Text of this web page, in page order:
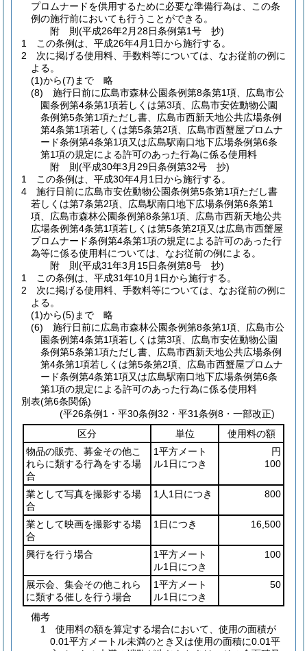
プロムナードを供用するために必要な準備行為は、この条
例の施行前においても行うことができる。
附 則(平成26年2月28日条例第1号 抄)
1
この条例は、平成26年4月1日から施行する。
2
次に掲げる使用料、手数料等については、なお従前の例に
よる。
(1)から(7)まで
略
(8)
施行日前に広島市森林公園条例第8条第1項、広島市公
園条例第4条第1項若しくは第3項、広島市安佐動物公園
条例第5条第1項ただし書、広島市西新天地公共広場条例
第4条第1項若しくは第5条第2項、広島市西蟹屋プロムナ
ード条例第4条第1項又は広島駅南口地下広場条例第6条
第1項の規定による許可のあった行為に係る使用料
附 則(平成30年3月29日条例第32号 抄)
1
この条例は、平成30年4月1日から施行する。
4
施行日前に広島市安佐動物公園条例第5条第1項ただし書
若しくは第7条第2項、広島駅南口地下広場条例第6条第1
項、広島市森林公園条例第8条第1項、広島市西新天地公共
広場条例第4条第1項若しくは第5条第2項又は広島市西蟹屋
プロムナード条例第4条第1項の規定による許可のあった行
為等に係る使用料については、なお従前の例による。
附 則(平成31年3月15日条例第8号 抄)
1
この条例は、平成31年10月1日から施行する。
2
次に掲げる使用料、手数料等については、なお従前の例に
よる。
(1)から(5)まで
略
(6)
施行日前に広島市森林公園条例第8条第1項、広島市公
園条例第4条第1項若しくは第3項、広島市安佐動物公園
条例第5条第1項ただし書、広島市西新天地公共広場条例
第4条第1項若しくは第5条第2項、広島市西蟹屋プロムナ
ード条例第4条第1項又は広島駅南口地下広場条例第6条
第1項の規定による許可のあった行為に係る使用料
別表(第6条関係)
(平26条例1・平30条例32・平31条例8・一部改正)
区分
単位
使用料の額
物品の販売、募金その他こ
れらに類する行為をする場
合
1平方メート
ル1日につき
円
100
業として写真を撮影する場
合
1人1日につき 800
業として映画を撮影する場
合
1日につき 16,500
興行を行う場合
1平方メート
ル1日につき
100
展示会、集会その他これら
に類する催しを行う場合
1平方メート
ル1日につき
50
備考
1 使用料の額を算定する場合において、使用の面積が
0.01平方メートル未満のとき又は使用の面積に0.01平